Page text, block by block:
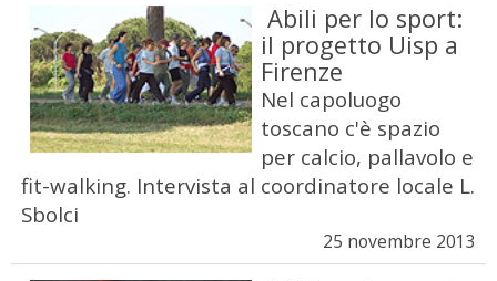
Abili per lo sport:
il progetto Uisp a
Firenze
Nel capoluogo
toscano c'è spazio
per calcio, pallavolo e
fit-walking. Intervista al coordinatore locale L.
Sbolci
25 novembre 2013